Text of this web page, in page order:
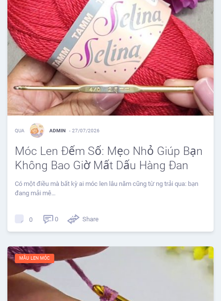
QUA ADMIN - 27/07/2026
Móc Len Đếm Số: Mẹo Nhỏ Giúp Bạn
Không Bao Giờ Mất Dấu Hàng Đan
Có một điều mà bất kỳ ai móc len lâu năm cũng từ ng trải qua: bạn
đang mải mê…
0 0 Share
MẪU LEN MÓC